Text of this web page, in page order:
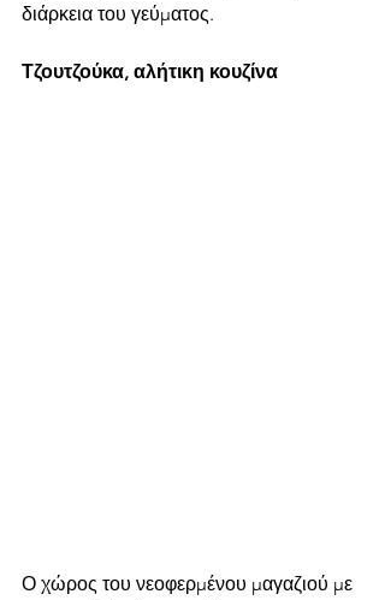
διάρκεια του γεύματος.
Τζουτζούκα, αλήτικη κουζίνα
Ο χώρος του νεοφερμένου μαγαζιού με